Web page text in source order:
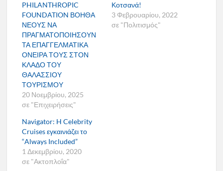
PHILANTHROPIC
FOUNDATION ΒΟΗΘΑ
ΝΕΟΥΣ ΝΑ
ΠΡΑΓΜΑΤΟΠΟΙΗΣΟΥΝ
ΤΑ ΕΠΑΓΓΕΛΜΑΤΙΚΑ
ΟΝΕΙΡΑ ΤΟΥΣ ΣΤΟΝ
ΚΛΑΔΟ ΤΟΥ
ΘΑΛΑΣΣΙΟΥ
ΤΟΥΡΙΣΜΟΥ
20 Νοεμβρίου, 2025
σε "Επιχειρήσεις"
Κοτσανά!
3 Φεβρουαρίου, 2022
σε "Πολιτισμός"
Navigator: H Celebrity
Cruises εγκαινιάζει το
“Always Included”
1 Δεκεμβρίου, 2020
σε "Ακτοπλοΐα"